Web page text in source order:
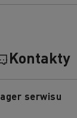
Kontakty
serwisu